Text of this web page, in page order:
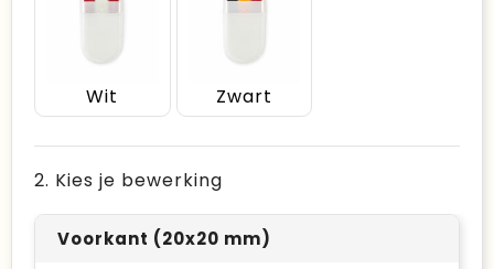
Wit Zwart
2. Kies je bewerking
Voorkant (20x20 mm)